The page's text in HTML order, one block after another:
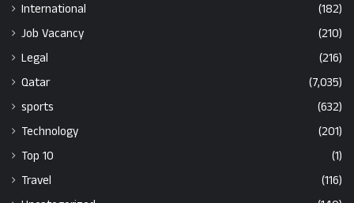
International
(182)
Job Vacancy
(210)
Legal
(216)
Qatar
(7,035)
sports
(632)
Technology
(201)
Top 10
(1)
Travel
(116)